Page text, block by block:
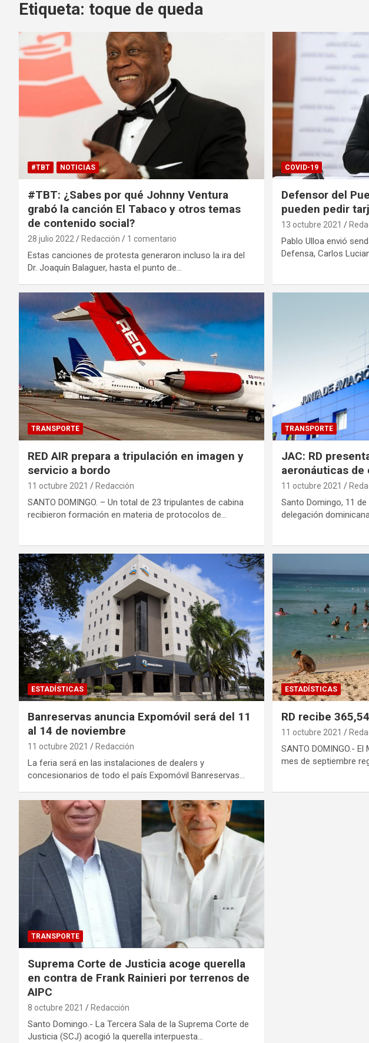
Etiqueta: toque de queda
#TBT NOTICIAS
#TBT: ¿Sabes por qué Johnny Ventura
grabó la canción El Tabaco y otros temas
de contenido social?
28 julio 2022 Redacción 1 comentario
Estas canciones de protesta generaron incluso la ira del
Dr. Joaquín Balaguer, hasta el punto de…
COVID-19
Defensor del
pueden pedir
13 octubre 2021
Pablo Ulloa envió
Defensa, Carlos
TRANSPORTE
RED AIR prepara a tripulación en imagen y
servicio a bordo
11 octubre 2021 Redacción
SANTO DOMINGO. – Un total de 23 tripulantes de cabina
recibieron formación en materia de protocolos de…
TRANSPORTE
JAC: RD
aeronáuticas de
11 octubre 2021
Santo Domingo, 11
delegación
ESTADÍSTICAS
Banreservas anuncia Expomóvil será del 11
al 14 de noviembre
11 octubre 2021 Redacción
La feria será en las instalaciones de dealers y
concesionarios de todo el país Expomóvil Banreservas…
ESTADÍSTICAS
RD recibe
11 octubre 2021
SANTO DOMINGO.-
mes de septiembre
TRANSPORTE
Suprema Corte de Justicia acoge querella
en contra de Frank Rainieri por terrenos de
AIPC
8 octubre 2021 Redacción
Santo Domingo.- La Tercera Sala de la Suprema Corte de
Justicia (SCJ) acogió la querella interpuesta…